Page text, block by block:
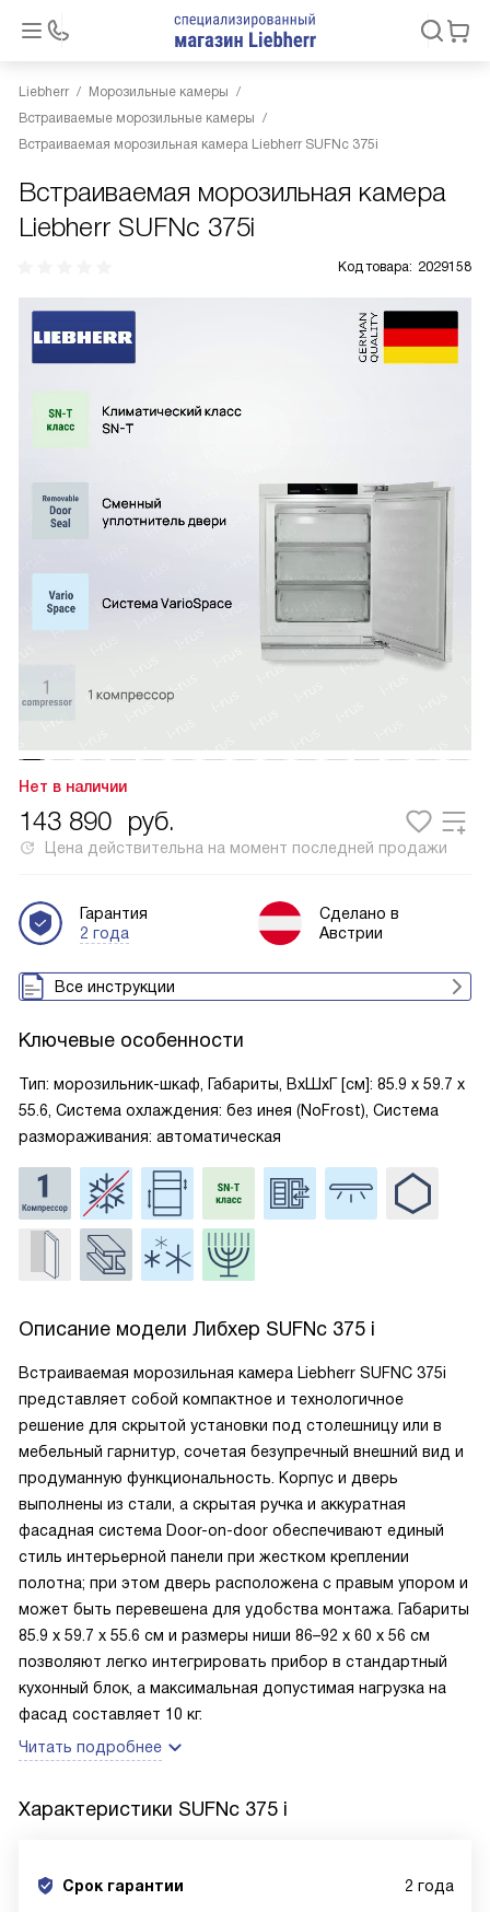
Liebherr
Морозильные камеры
Встраиваемые морозильные камеры
Встраиваемая морозильная камера Liebherr SUFNc 375i
Встраиваемая морозильная камера
Liebherr SUFNc 375i
Код товара: 2029158
Нет в наличии
143 890 руб.
Цена действительна на момент последней продажи
Гарантия
2 года
Сделано в
Австрии
Все инструкции
Ключевые особенности
Тип: морозильник-шкаф, Габариты, ВxШxГ [см]: 85.9 х 59.7 х
55.6, Система охлаждения: без инея (NoFrost), Система
размораживания: автоматическая
Описание модели Либхер SUFNc 375 i
Встраиваемая морозильная камера Liebherr SUFNC 375i
представляет собой компактное и технологичное
решение для скрытой установки под столешницу или в
мебельный гарнитур, сочетая безупречный внешний вид и
продуманную функциональность. Корпус и дверь
выполнены из стали, а скрытая ручка и аккуратная
фасадная система Door-on-door обеспечивают единый
стиль интерьерной панели при жестком креплении
полотна; при этом дверь расположена с правым упором и
может быть перевешена для удобства монтажа. Габариты
85.9 х 59.7 х 55.6 см и размеры ниши 86–92 х 60 х 56 см
позволяют легко интегрировать прибор в стандартный
кухонный блок, а максимальная допустимая нагрузка на
фасад составляет 10 кг.
Читать подробнее
Характеристики SUFNc 375 i
Срок гарантии 2 года